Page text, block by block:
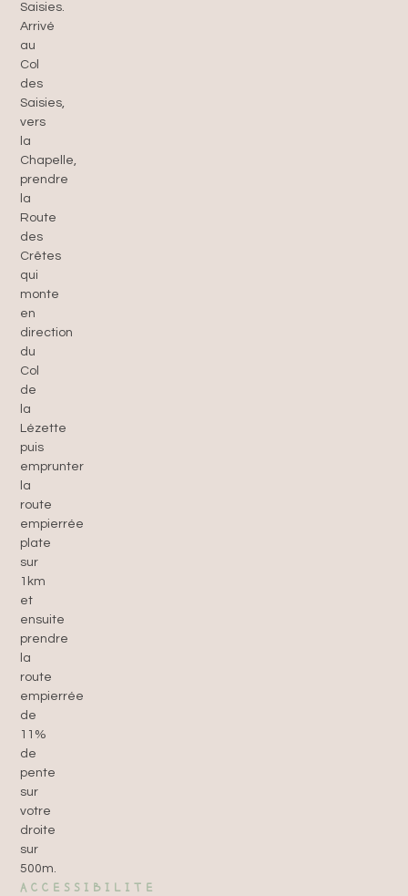
Saisies.
Arrivé
au
Col
des
Saisies,
vers
la
Chapelle,
prendre
la
Route
des
Crêtes
qui
monte
en
direction
du
Col
de
la
Lézette
puis
emprunter
la
route
empierrée
plate
sur
1km
et
ensuite
prendre
la
route
empierrée
de
11%
de
pente
sur
votre
droite
sur
500m.
ACCESSIBILITE